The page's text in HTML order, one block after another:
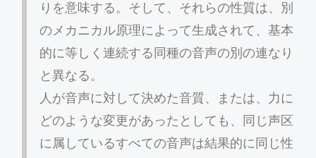
りを意味する。そして、それらの性質は、別
のメカニカル原理によって生成されて、基本
的に等しく連続する同種の音声の別の連なり
と異なる。
人が音声に対して決めた音質、または、力に
どのような変更があったとしても、同じ声区
に属しているすべての音声は結果的に同じ性